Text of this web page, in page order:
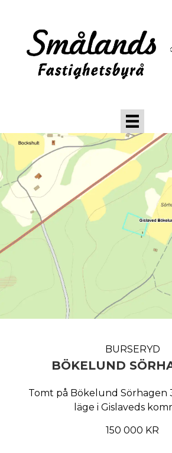
BURSERYD
BÖKELUND
Tomt på Bökelund Sörhagen
läge i Gislaveds
150 000 KR